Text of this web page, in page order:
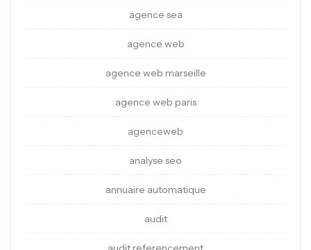
agence sea
agence web
agence web marseille
agence web paris
agenceweb
analyse seo
annuaire automatique
audit